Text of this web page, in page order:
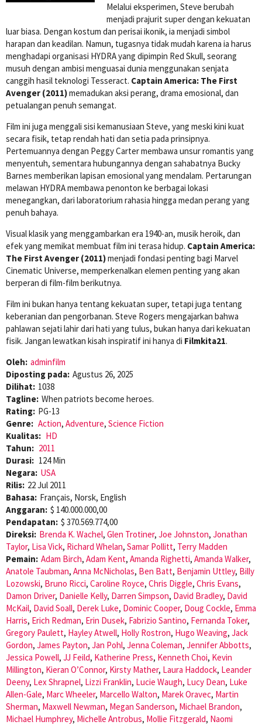
Melalui eksperimen, Steve berubah
menjadi prajurit super dengan kekuatan
luar biasa. Dengan kostum dan perisai ikonik, ia menjadi simbol
harapan dan keadilan. Namun, tugasnya tidak mudah karena ia harus
menghadapi organisasi HYDRA yang dipimpin Red Skull, seorang
musuh dengan ambisi menguasai dunia menggunakan senjata
canggih hasil teknologi Tesseract. Captain America: The First
Avenger (2011)memadukan aksi perang, drama emosional, dan
petualangan penuh semangat.
Film ini juga menggali sisi kemanusiaan Steve, yang meski kini kuat
secara fisik, tetap rendah hati dan setia pada prinsipnya.
Pertemuannya dengan Peggy Carter membawa unsur romantis yang
menyentuh, sementara hubungannya dengan sahabatnya Bucky
Barnes memberikan lapisan emosional yang mendalam. Pertarungan
melawan HYDRA membawa penonton ke berbagai lokasi
menegangkan, dari laboratorium rahasia hingga medan perang yang
penuh bahaya.
Visual klasik yang menggambarkan era 1940-an, musik heroik, dan
efek yang memikat membuat film ini terasa hidup. Captain America:
The First Avenger (2011)menjadi fondasi penting bagi Marvel
Cinematic Universe, memperkenalkan elemen penting yang akan
berperan di film-film berikutnya.
Film ini bukan hanya tentang kekuatan super, tetapi juga tentang
keberanian dan pengorbanan. Steve Rogers mengajarkan bahwa
pahlawan sejati lahir dari hati yang tulus, bukan hanya dari kekuatan
fisik. Jangan lewatkan kisah inspiratif ini hanya di Filmkita21.
Oleh: adminfilm
Diposting pada: Agustus 26, 2025
Dilihat: 1038
Tagline: When patriots become heroes.
Rating: PG-13
Genre: Action, Adventure, Science Fiction
Kualitas: HD
Tahun: 2011
Durasi: 124 Min
Negara: USA
Rilis: 22 Jul 2011
Bahasa: Français, Norsk, English
Anggaran: $ 140.000.000,00
Pendapatan: $ 370.569.774,00
Direksi: Brenda K. Wachel, Glen Trotiner, Joe Johnston, Jonathan
Taylor, Lisa Vick, Richard Whelan, Samar Pollitt, Terry Madden
Pemain: Adam Birch, Adam Kent, Amanda Righetti, Amanda Walker,
Anatole Taubman, Anna McNicholas, Ben Batt, Benjamin Uttley, Billy
Lozowski, Bruno Ricci, Caroline Royce, Chris Diggle, Chris Evans,
Damon Driver, Danielle Kelly, Darren Simpson, David Bradley, David
McKail, David Soall, Derek Luke, Dominic Cooper, Doug Cockle, Emma
Harris, Erich Redman, Erin Dusek, Fabrizio Santino, Fernanda Toker,
Gregory Paulett, Hayley Atwell, Holly Rostron, Hugo Weaving, Jack
Gordon, James Payton, Jan Pohl, Jenna Coleman, Jennifer Abbotts,
Jessica Powell, JJ Feild, Katherine Press, Kenneth Choi, Kevin
Millington, Kieran O’Connor, Kirsty Mather, Laura Haddock, Leander
Deeny, Lex Shrapnel, Lizzi Franklin, Lucie Waugh, Lucy Dean, Luke
Allen-Gale, Marc Wheeler, Marcello Walton, Marek Oravec, Martin
Sherman, Maxwell Newman, Megan Sanderson, Michael Brandon,
Michael Humphrey, Michelle Antrobus, Mollie Fitzgerald, Naomi